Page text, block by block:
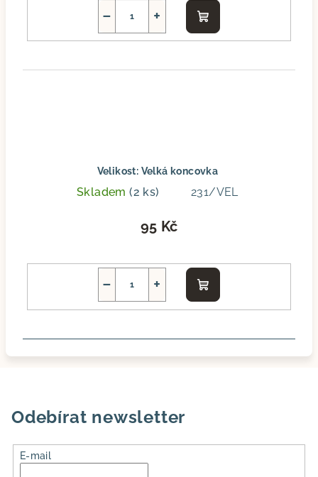
+
−
Do
košíku
Velikost: Velká koncovka
Skladem(2 ks) 231/VEL
95 Kč
+
−
Do
košíku
Odebírat newsletter
E-mail